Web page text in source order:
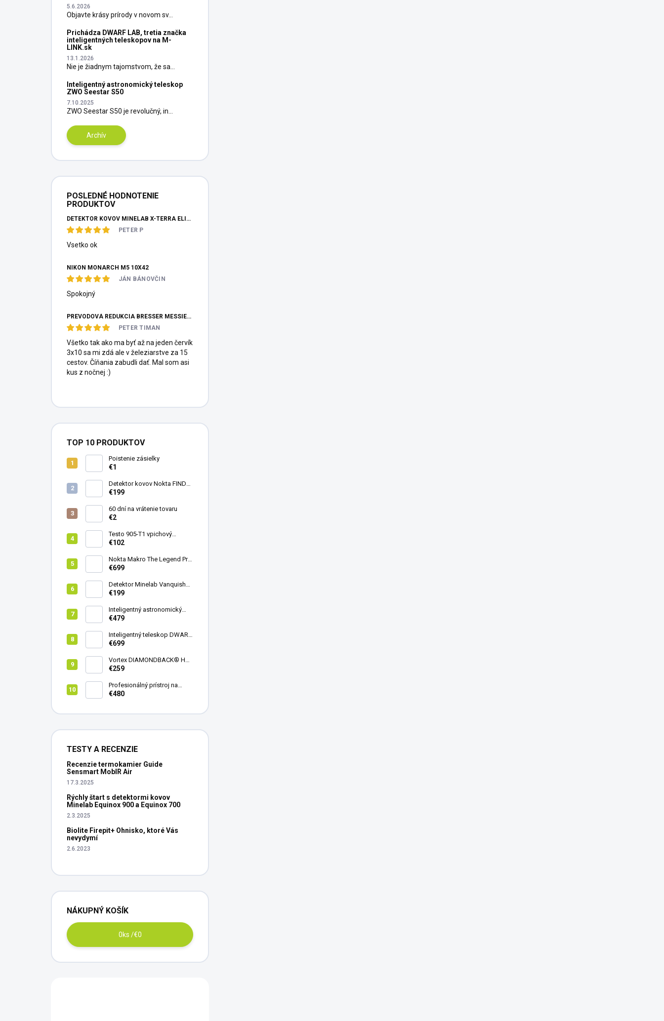
5.6.2026
Objavte krásy prírody v novom sv...
Prichádza DWARF LAB, tretia značka
inteligentných teleskopov na M-
LINK.sk
13.1.2026
Nie je žiadnym tajomstvom, že sa...
Inteligentný astronomický teleskop
ZWO Seestar S50
7.10.2025
ZWO Seestar S50 je revolučný, in...
Archív
POSLEDNÉ HODNOTENIE
PRODUKTOV
DETEKTOR KOVOV MINELAB X-TERRA ELITE PINPOITER SET
PETER P
Vsetko ok
NIKON MONARCH M5 10X42
JÁN BÁNOVČIN
Spokojný
PREVODOVÁ REDUKCIA BRESSER MESSIER HEXAFOC 1:10
PETER TIMAN
Všetko tak ako ma byť až na jeden červík
3x10 sa mi zdá ale v železiarstve za 15
cestov. Číňania zabudli dať. Mal som asi
kus z nočnej :)
TOP 10 PRODUKTOV
Poistenie zásielky
€1
Detektor kovov Nokta FINDX
Pro
€199
60 dní na vrátenie tovaru
€2
Testo 905-T1 vpichový
teplomer
€102
Nokta Makro The Legend Pro
Pack - model 2024
€699
Detektor Minelab Vanquish
340
€199
Inteligentný astronomický
teleskop DwarfLab Dwarf
€479
Inteligentný teleskop DWARF
III + originálny statív DWARF 3
€699
Vortex DIAMONDBACK® HD
8X42
€259
Profesionálný prístroj na
vedenie vŕtania Laserliner
€480
TESTY A RECENZIE
Recenzie termokamier Guide
Sensmart MobIR Air
17.3.2025
Rýchly štart s detektormi kovov
Minelab Equinox 900 a Equinox 700
2.3.2025
Biolite Firepit+ Ohnisko, ktoré Vás
nevydymí
2.6.2023
NÁKUPNÝ KOŠÍK
0ks /€0